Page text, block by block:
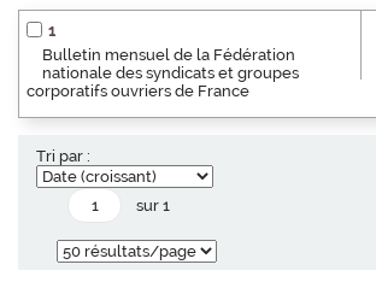
1
Bulletin mensuel de la Fédération
nationale des syndicats et groupes
corporatifs ouvriers de France
Tri par :
sur 1